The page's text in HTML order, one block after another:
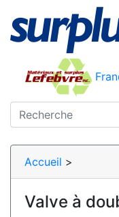
Accueil >
Valve à